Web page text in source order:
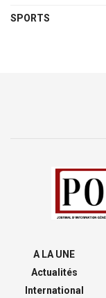
SPORTS
A LA UNE
Actualités
International